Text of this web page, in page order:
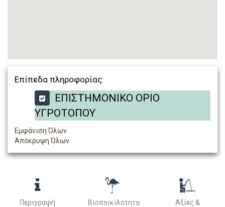
Επίπεδα πληροφορίας:
ΕΠΙΣΤΗΜΟΝΙΚΟ ΟΡΙΟ
ΥΓΡΟΤΟΠΟΥ
Εμφάνιση Όλων
Απόκρυψη Όλων
Περιγραφή Βιοποικιλότητα
Αξίες &